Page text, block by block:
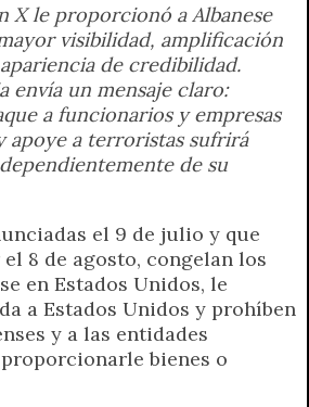
X le proporcionó a Albanese
visibilidad, amplificación
de credibilidad.
envía un mensaje claro:
a funcionarios y empresas
apoye a terroristas sufrirá
de su
el 9 de julio y que
8 de agosto, congelan los
en Estados Unidos, le
a Estados Unidos y prohíben
y a las entidades
bienes o